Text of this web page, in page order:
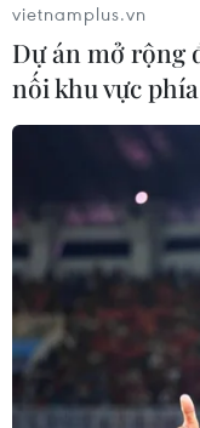
TIN CÙNG
NAPAS và
hệ sinh thái
06/08/2026 14:03
vietnamplus.vn
Dự án mở rộng
nối khu vực